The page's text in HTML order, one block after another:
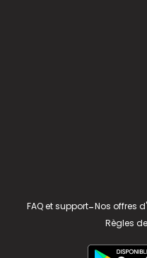
FAQ et support-Nos offres
Règles